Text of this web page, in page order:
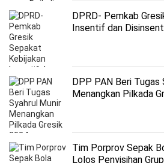
DPRD- Pemkab
Insentif dan
DPP PAN Beri Tugas
Menangkan Pilkada
Tim Porprov Sepak
Lolos Penyisihan